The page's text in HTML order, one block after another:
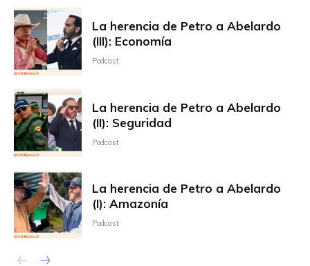
La herencia de Petro a Abelardo
(III): Economía
Podcast
La herencia de Petro a Abelardo
(II): Seguridad
Podcast
La herencia de Petro a Abelardo
(I): Amazonía
Podcast